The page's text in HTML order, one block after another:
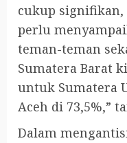
cukup signifikan,
perlu
teman-teman
Sumatera Barat
untuk Sumatera
Aceh di 73,5%,”
Dalam